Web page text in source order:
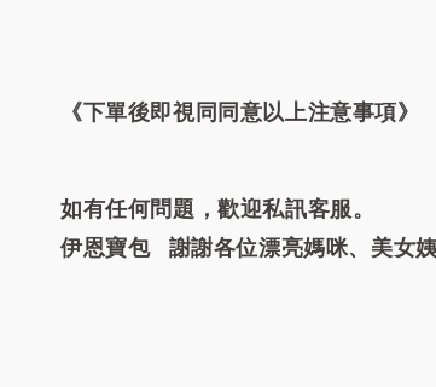
《下單後即視同同意以上注意事項》
如有任何問題，歡迎私訊客服。
伊恩寶包 謝謝各位漂亮媽咪、美女